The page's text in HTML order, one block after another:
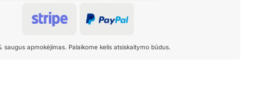
saugus apmokėjimas. Palaikome kelis atsiskaitymo būdus.